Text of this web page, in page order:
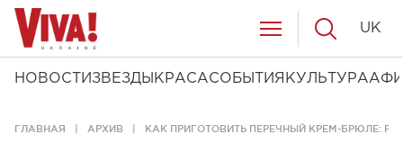
НОВОСТИ ЗВЕЗДЫ КРАСАСОБЫТИЯ КУЛЬТУРА
UK
ГЛАВНАЯ АРХИВ КАК ПРИГОТОВИТЬ ПЕРЕЧНЫЙ КРЕМ-БРЮЛЕ: